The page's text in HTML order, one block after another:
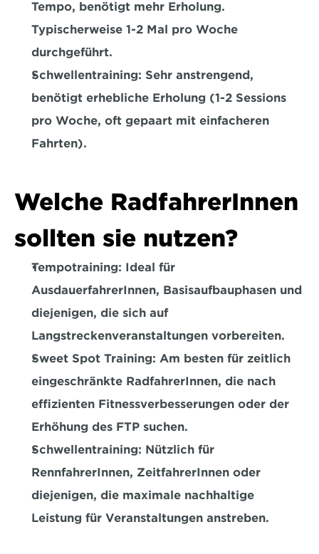
Tempo, benötigt mehr Erholung.
Typischerweise 1-2 Mal pro Woche
durchgeführt.
Schwellentraining: Sehr anstrengend,
benötigt erhebliche Erholung (1-2 Sessions
pro Woche, oft gepaart mit einfacheren
Fahrten).
Welche RadfahrerInnen
sollten sie nutzen?
Tempotraining: Ideal für
AusdauerfahrerInnen, Basisaufbauphasen und
diejenigen, die sich auf
Langstreckenveranstaltungen vorbereiten.
Sweet Spot Training: Am besten für zeitlich
eingeschränkte RadfahrerInnen, die nach
effizienten Fitnessverbesserungen oder der
Erhöhung des FTP suchen.
Schwellentraining: Nützlich für
RennfahrerInnen, ZeitfahrerInnen oder
diejenigen, die maximale nachhaltige
Leistung für Veranstaltungen anstreben.